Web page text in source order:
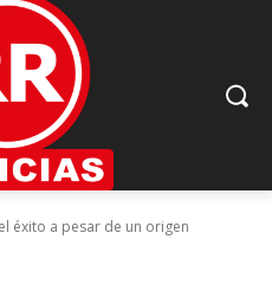
éxito a pesar de un origen